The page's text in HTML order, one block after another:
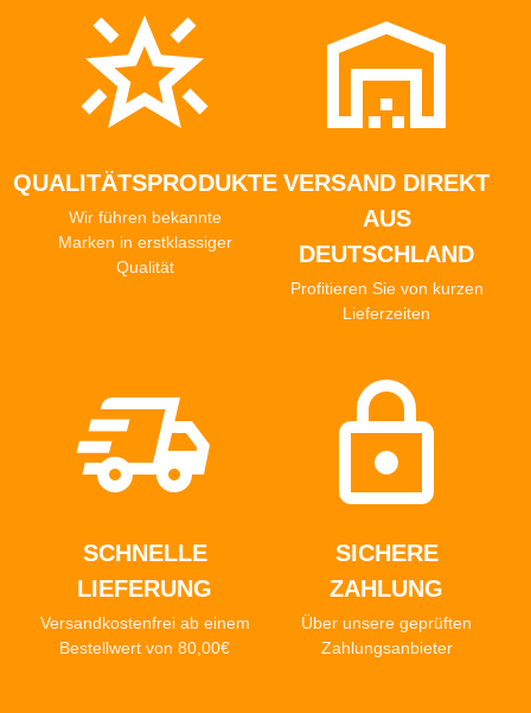
und saubere Folienkante.
QUALITÄTSPRODUKTE
Wir führen bekannte
Marken in erstklassiger
Qualität
VERSAND DIREKT
AUS
DEUTSCHLAND
Profitieren Sie von kurzen
Lieferzeiten
SCHNELLE
LIEFERUNG
Versandkostenfrei ab einem
Bestellwert von 80,00€
SICHERE
ZAHLUNG
Über unsere geprüften
Zahlungsanbieter